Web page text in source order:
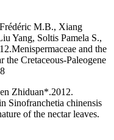
M.B., Xiang
Yang, Soltis Pamela S.,
and the
Cretaceous-Paleogene
Zhiduan*.2012.
Sinofranchetia chinensis
of the nectar leaves.